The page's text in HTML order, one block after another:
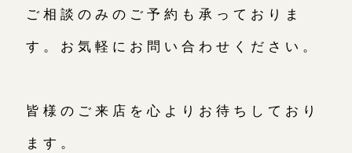
ご相談のみのご予約も承っておりま
す。お気軽にお問い合わせください。
皆様のご来店を心よりお待ちしており
ます。